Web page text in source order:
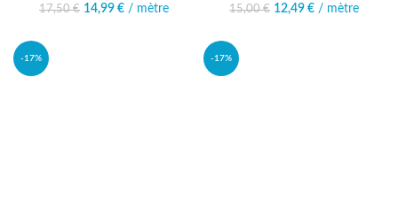
17,50€
Le prix initial était :
14,99 €
Le prix
/ mètre 15,00€
Le prix initial était :
12,49 €
Le prix
/ mètre
-17% -17%